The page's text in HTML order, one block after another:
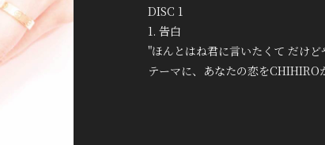
DISC 1
1. 告白
"ほんとはね君に言いたくて だけ
テーマに、あなたの恋をCHIHIRO